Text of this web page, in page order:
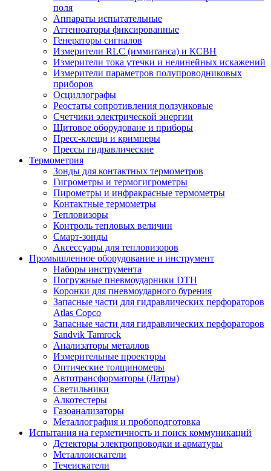
поля
Аппараты испытательные
Аттенюаторы фиксированные
Генераторы сигналов
Измерители RLC (иммитанса) и КСВН
Измерители тока утечки и нелинейных искажений
Измерители параметров полупроводниковых
приборов
Осциллографы
Реостаты сопротивления ползунковые
Счетчики электрической энергии
Щитовое оборудоване и приборы
Пресс-клещи и кримперы
Прессы гидравлические
Термометрия
Зонды для контактных термометров
Гигрометры и термогигрометры
Пирометры и инфракрасные термометры
Контактные термометры
Тепловизоры
Контроль тепловых величин
Смарт-зонды
Аксессуары для тепловизоров
Промышленное оборудование и инструмент
Наборы инструмента
Погружные пневмоударники DTH
Коронки для пневмоударного бурения
Запасные части для гидравлических перфораторов
Atlas Copco
Запасные части для гидравлических перфораторов
Sandvik Tamrock
Анализаторы металлов
Измерительные проекторы
Оптические толщиномеры
Автотрансформаторы (Латры)
Светильники
Алкотестеры
Газоанализаторы
Металлография и пробоподготовка
Испытания на герметичность и поиск коммуникаций
Детекторы электропроводки и арматуры
Металлоискатели
Течеискатели